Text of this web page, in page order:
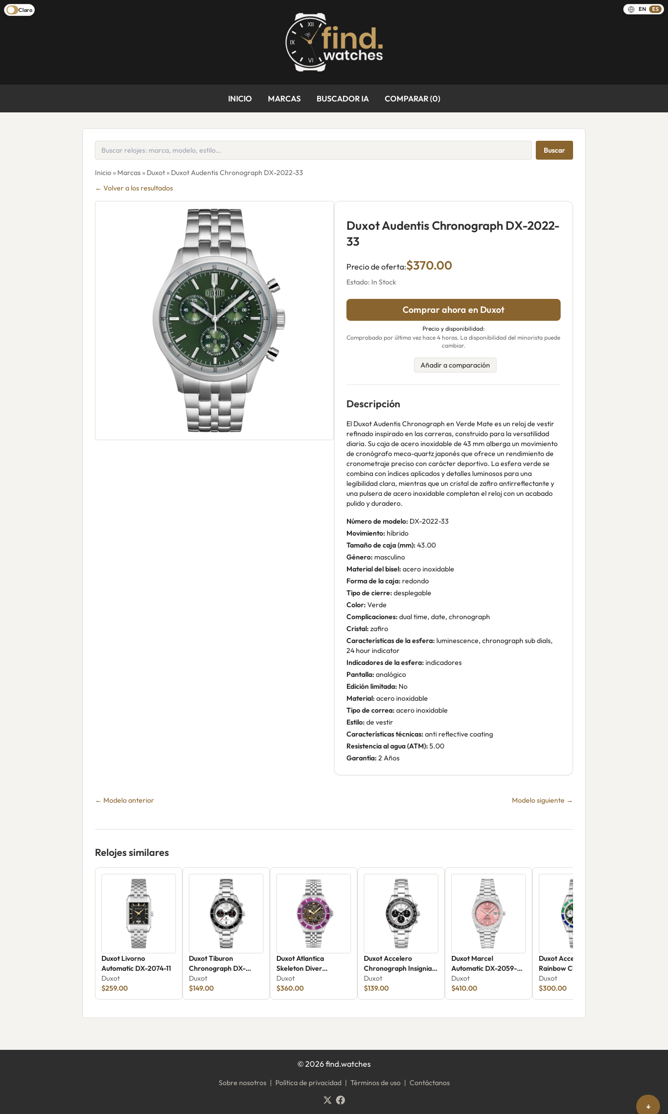
Claro EN ES
INICIO MARCAS BUSCADOR IA COMPARAR (0)
Buscar
Inicio» Marcas» Duxot» Duxot Audentis Chronograph DX-2022-33
← Volver a los resultados
Duxot Audentis Chronograph DX-2022-
33
Precio de oferta:$370.00
Estado: In Stock
Comprar ahora en Duxot
Precio y disponibilidad:
Comprobado por última vez hace 4 horas. La disponibilidad del minorista puede
cambiar.
Añadir a comparación
Descripción
El Duxot Audentis Chronograph en Verde Mate es un reloj de vestir
refinado inspirado en las carreras, construido para la versatilidad
diaria. Su caja de acero inoxidable de 43 mm alberga un movimiento
de cronógrafo meca-quartz japonés que ofrece un rendimiento de
cronometraje preciso con carácter deportivo. La esfera verde se
combina con índices aplicados y detalles luminosos para una
legibilidad clara, mientras que un cristal de zafiro antirreflectante y
una pulsera de acero inoxidable completan el reloj con un acabado
pulido y duradero.
Número de modelo: DX-2022-33
Movimiento: híbrido
Tamaño de caja (mm): 43.00
Género: masculino
Material del bisel: acero inoxidable
Forma de la caja: redondo
Tipo de cierre: desplegable
Color: Verde
Complicaciones: dual time, date, chronograph
Cristal: zafiro
Características de la esfera: luminescence, chronograph sub dials,
24 hour indicator
Indicadores de la esfera: indicadores
Pantalla: analógico
Edición limitada: No
Material: acero inoxidable
Tipo de correa: acero inoxidable
Estilo: de vestir
Características técnicas: anti reflective coating
Resistencia al agua (ATM): 5.00
Garantía: 2 Años
← Modelo anterior Modelo siguiente →
Relojes similares
Duxot Livorno
Automatic DX-2074-11
Duxot
$259.00
Duxot Tiburon
Chronograph DX-
2062-44
Duxot
$149.00
Duxot Atlantica
Skeleton Diver
Automatic DX-2067-99
Duxot
$360.00
Duxot Accelero
Chronograph Insignia
White DX-2065-11
Duxot
$139.00
Duxot Marcel
Automatic DX-2059-
AA
Duxot
$410.00
Duxot Accelero
Rainbow Chronograph
DX-2064-88
Duxot
$300.00
©2026find.watches
Sobre nosotros | Política de privacidad | Términos de uso | Contáctanos
↓